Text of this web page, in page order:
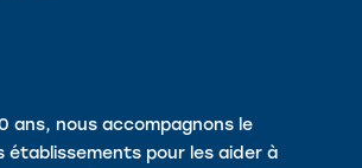
ans, nous accompagnons le
établissements pour les aider à